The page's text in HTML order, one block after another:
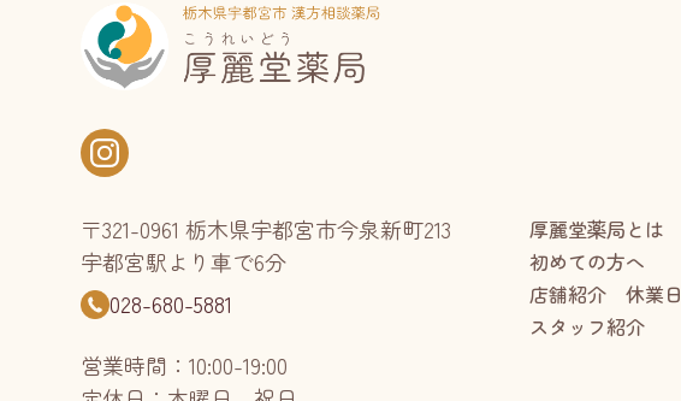
〒321-0961 栃木県宇都宮市今泉新町213
宇都宮駅より車で6分
028-680-5881
営業時間：10:00-19:00
厚麗堂薬局とは
初めての方へ
店舗紹介 休業日
スタッフ紹介